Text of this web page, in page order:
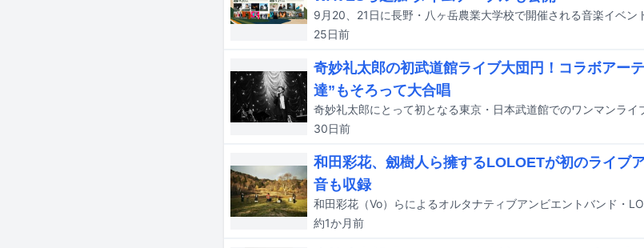
25日前
奇妙礼太郎の初武道館ライブ大団円！コラボアー
達”もそろって大合唱
30日前
和田彩花、劔樹人ら擁するLOLOETが初のライ
音も収録
約1か月前